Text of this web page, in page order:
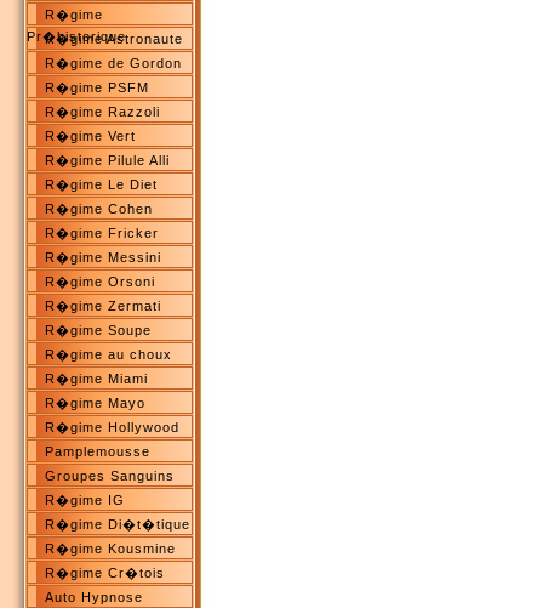
R�gime
Pr�historique
R�gime Astronaute
R�gime de Gordon
R�gime PSFM
R�gime Razzoli
R�gime Vert
R�gime Pilule Alli
R�gime Le Diet
R�gime Cohen
R�gime Fricker
R�gime Messini
R�gime Orsoni
R�gime Zermati
R�gime Soupe
R�gime au choux
R�gime Miami
R�gime Mayo
R�gime Hollywood
Pamplemousse
Groupes Sanguins
R�gime IG
R�gime Di�t�tique
R�gime Kousmine
R�gime Cr�tois
Auto Hypnose